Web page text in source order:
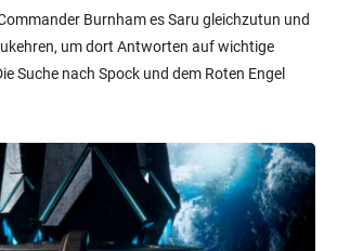
Burnham es Saru gleichzutun und
um dort Antworten auf wichtige
Suche nach Spock und dem Roten Engel